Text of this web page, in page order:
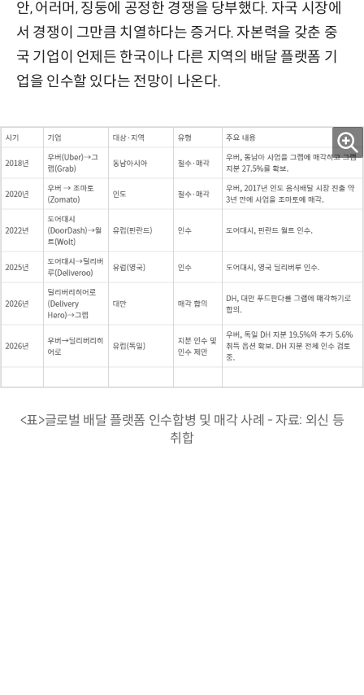
안, 어러머, 징둥에 공정한 경쟁을 당부했다. 자국 시장에
서 경쟁이 그만큼 치열하다는 증거다. 자본력을 갖춘 중
국 기업이 언제든 한국이나 다른 지역의 배달 플랫폼 기
업을 인수할 있다는 전망이 나온다.
<표>글로벌 배달 플랫폼 인수합병 및 매각 사례 - 자료: 외신 등
취합